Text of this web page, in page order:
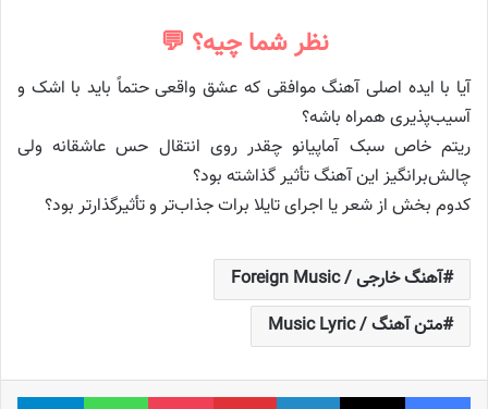
نظر شما چیه؟ 💬
آیا با ایده اصلی آهنگ موافقی که عشق واقعی حتماً باید با اشک و
آسیب‌پذیری همراه باشه؟
ریتم خاص سبک آماپیانو چقدر روی انتقال حس عاشقانه ولی
چالش‌برانگیز این آهنگ تأثیر گذاشته بود؟
کدوم بخش از شعر یا اجرای تایلا برات جذاب‌تر و تأثیرگذارتر بود؟
آهنگ خارجی / Foreign Music
متن آهنگ / Music Lyric
فیس بوک X لینکدین ‫پین‌ترست پاکت واتس آپ